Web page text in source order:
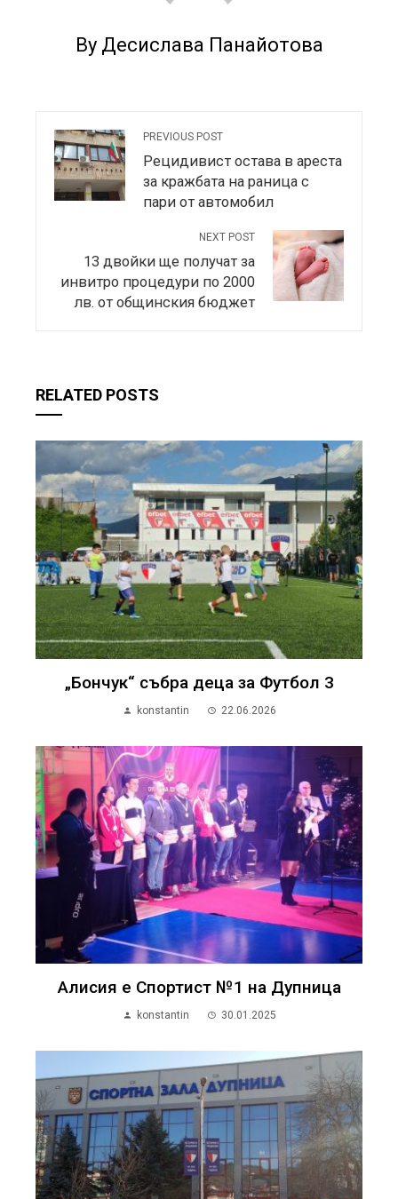
By Десислава Панайотова
PREVIOUS POST
Рецидивист остава в ареста
за кражбата на раница с
пари от автомобил
NEXT POST
13 двойки ще получат за
инвитро процедури по 2000
лв. от общинския бюджет
RELATED POSTS
„Бончук“ събра деца за Футбол 3
konstantin 22.06.2026
Алисия е Спортист №1 на Дупница
konstantin 30.01.2025